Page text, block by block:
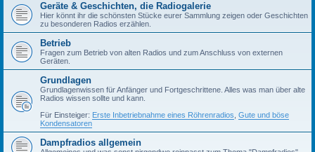
Geräte & Geschichten, die Radiogalerie
Hier könnt ihr die schönsten Stücke eurer Sammlung zeigen oder Geschichten
zu besonderen Radios erzählen.
Betrieb
Fragen zum Betrieb von alten Radios und zum Anschluss von externen
Geräten.
Grundlagen
Grundlagenwissen für Anfänger und Fortgeschrittene. Alles was man über alte
Radios wissen sollte und kann.
Für Einsteiger: Erste Inbetriebnahme eines Röhrenradios Gute und böse
Kondensatoren
Dampfradios allgemein